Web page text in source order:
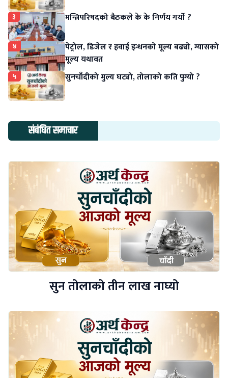
३ मन्त्रिपरिषदको बैठकले के के निर्णय गर्यो ?
४
पेट्रोल, डिजेल र हवाई इन्धनको मूल्य बढ्यो, ग्यासको
मूल्य यथावत
५ सुनचाँदीको मुल्य घट्यो, तोलाको कति पुग्यो ?
संबंधित समाचार
सुन तोलाको तीन लाख नाघ्यो